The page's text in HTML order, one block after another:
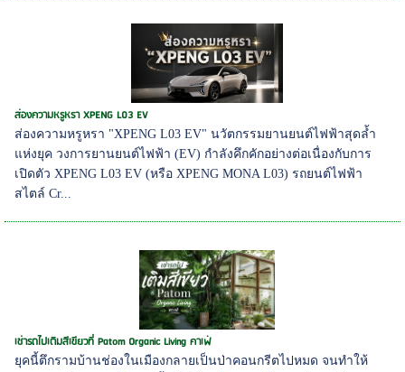
ส่องความหรูหรา XPENG L03 EV
ส่องความหรูหรา "XPENG L03 EV" นวัตกรรมยานยนต์ไฟฟ้าสุดล้ำ
แห่งยุค วงการยานยนต์ไฟฟ้า (EV) กำลังคึกคักอย่างต่อเนื่องกับการ
เปิดตัว XPENG L03 EV (หรือ XPENG MONA L03) รถยนต์ไฟฟ้า
สไตล์ Cr...
เช่ารถไปเติมสีเขียวที่ Patom Organic Living คาเฟ่
ยุคนี้ตึกรามบ้านช่องในเมืองกลายเป็นป่าคอนกรีตไปหมด จนทำให้